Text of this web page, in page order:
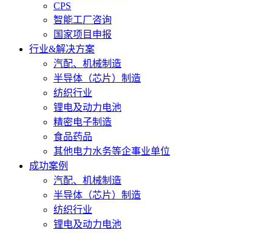
CPS
智能工厂咨询
国家项目申报
行业&解决方案
汽配、机械制造
半导体（芯片）制造
纺织行业
锂电及动力电池
精密电子制造
食品药品
其他电力水务等企事业单位
成功案例
汽配、机械制造
半导体（芯片）制造
纺织行业
锂电及动力电池